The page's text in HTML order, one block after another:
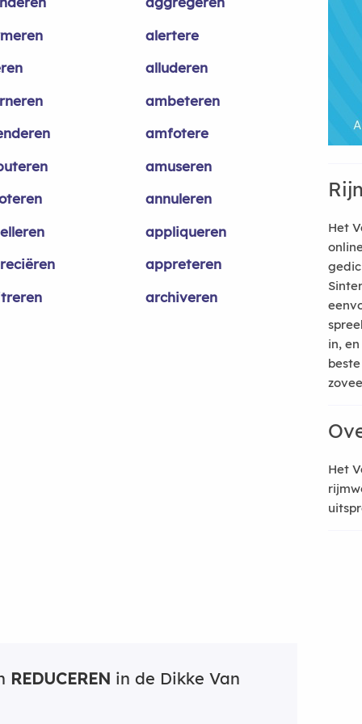
alertere
alluderen
ambeteren
amfotere
amuseren
annuleren
appliqueren
appreteren
archiveren
REDUCEREN in de Dikke Van
Het
in,
Het